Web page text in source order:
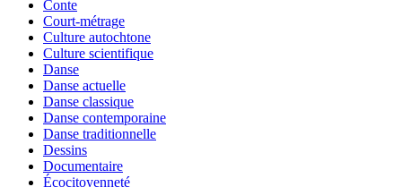
Conte
Court-métrage
Culture autochtone
Culture scientifique
Danse
Danse actuelle
Danse classique
Danse contemporaine
Danse traditionnelle
Dessins
Documentaire
Écocitoyenneté